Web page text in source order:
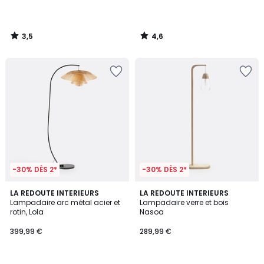
3,5
/
4,6
/
-30% DÈS 2*
LA REDOUTE INTERIEURS
Lampadaire arc métal acier et
rotin, Lola
399,99 €
5
/
5
-30% DÈS 2*
LA REDOUTE INTERIEURS
Lampadaire verre et bois
Nasoa
289,99 €
4,1
/ 5